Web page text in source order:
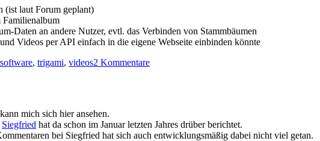
(ist laut Forum geplant)
Familienalbum
Daten an andere Nutzer, evtl. das Verbinden von Stammbäumen
Videos per API einfach in die eigene Webseite einbinden könnte
, trigami, videos2 Kommentarezu
mich sich hier ansehen.
Siegfried hat da schon im Januar letzten Jahres drüber berichtet.
bei Siegfried hat sich auch entwicklungsmäßig dabei nicht viel getan.